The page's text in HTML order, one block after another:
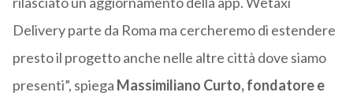
Delivery parte da Roma ma cercheremo di estendere
presto il progetto anche nelle altre città dove siamo
presenti”, spiega Massimiliano Curto, fondatore e